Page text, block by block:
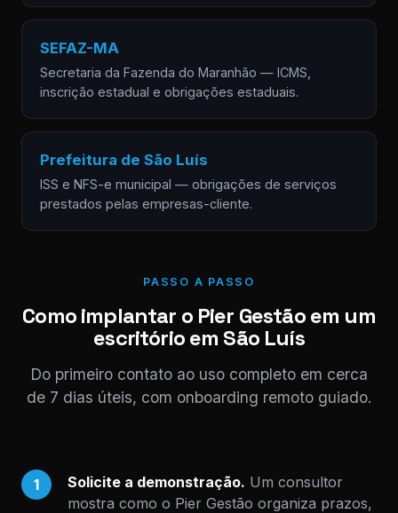
SEFAZ-MA
Secretaria da Fazenda do Maranhão — ICMS,
inscrição estadual e obrigações estaduais.
Prefeitura de São Luís
ISS e NFS-e municipal — obrigações de serviços
prestados pelas empresas-cliente.
PASSO A PASSO
Como implantar o Pier Gestão em um
escritório em São Luís
Do primeiro contato ao uso completo em cerca
de 7 dias úteis, com onboarding remoto guiado.
1 Solicite a demonstração. Um consultor
mostra como o Pier Gestão organiza prazos,